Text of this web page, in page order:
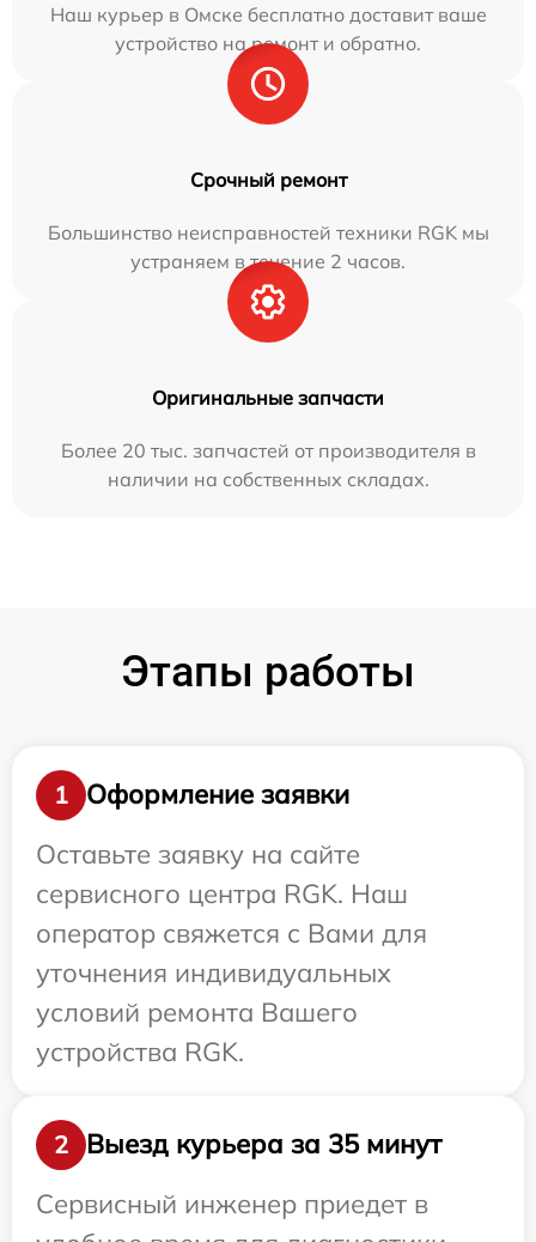
Наш курьер в Омске бесплатно доставит ваше
устройство на ремонт и обратно.
Срочный ремонт
Большинство неисправностей техники RGK мы
устраняем в течение 2 часов.
Оригинальные запчасти
Более 20 тыс. запчастей от производителя в
наличии на собственных складах.
Этапы работы
1
Оформление заявки
Оставьте заявку на сайте
сервисного центра RGK. Наш
оператор свяжется с Вами для
уточнения индивидуальных
условий ремонта Вашего
устройства RGK.
2
Выезд курьера за 35 минут
Сервисный инженер приедет в